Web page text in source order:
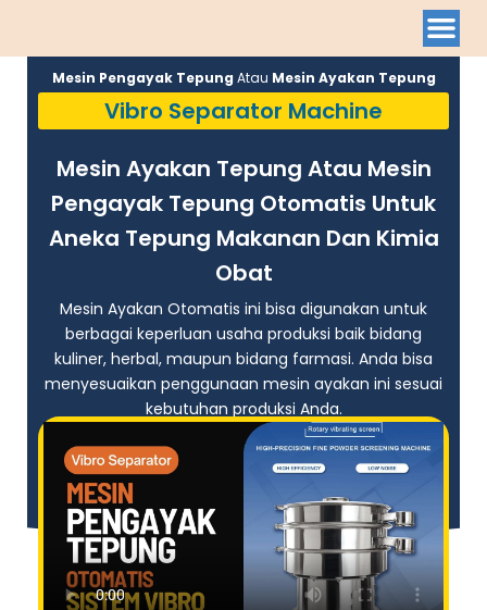
Mesin Pengayak Tepung Atau Mesin Ayakan Tepung
Vibro Separator Machine
Mesin Ayakan Tepung Atau Mesin
Pengayak Tepung Otomatis Untuk
Aneka Tepung Makanan Dan Kimia
Obat
Mesin Ayakan Otomatis ini bisa digunakan untuk
berbagai keperluan usaha produksi baik bidang
kuliner, herbal, maupun bidang farmasi. Anda bisa
menyesuaikan penggunaan mesin ayakan ini sesuai
kebutuhan produksi Anda.